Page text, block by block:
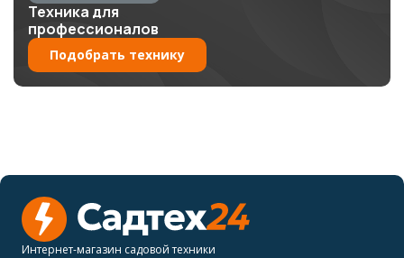
Техника для
профессионалов
Подобрать технику
Интернет-магазин садовой техники